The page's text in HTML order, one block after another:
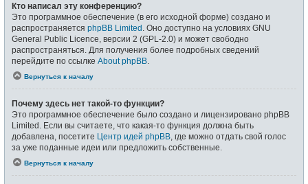
Кто написал эту конференцию?
Это программное обеспечение (в его исходной форме) создано и
распространяется phpBB Limited . Оно доступно на условиях GNU
General Public Licence, версии 2 (GPL-2.0) и может свободно
распространяться. Для получения более подробных сведений
перейдите по ссылке About phpBB
Вернуться к началу
Почему здесь нет такой-то функции?
Это программное обеспечение было создано и лицензировано phpBB
Limited. Если вы считаете, что какая-то функция должна быть
добавлена, посетите Центр идей phpBB , где можно отдать свой голос
за уже поданные идеи или предложить собственные.
Вернуться к началу